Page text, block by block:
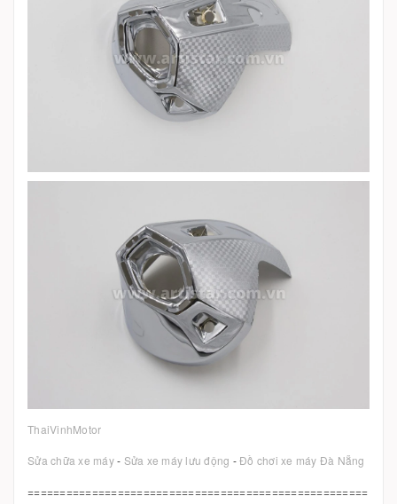
ThaiVinhMotor
Sửa chữa xe máy- Sửa xe máy lưu động -Đồ chơi xe máy Đà Nẵng
=====================================================